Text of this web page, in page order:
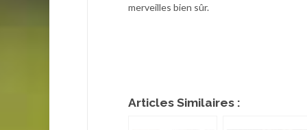
merveilles bien sûr.
Articles Similaires :